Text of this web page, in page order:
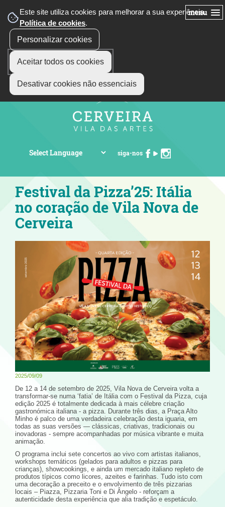
Este site utiliza cookies para melhorar a sua experiência.
Política de cookies.
Personalizar cookies
Aceitar todos os cookies
Desativar cookies não essenciais
menu
siga-nos
Festival da Pizza’25: Itália
no coração de Vila Nova de
Cerveira
2025/09/09
De 12 a 14 de setembro de 2025, Vila Nova de Cerveira volta a
transformar-se numa ‘fatia’ de Itália com o Festival da Pizza, cuja
edição 2025 é totalmente dedicada à mais célebre criação
gastronómica italiana - a pizza. Durante três dias, a Praça Alto
Minho é palco de uma verdadeira celebração desta iguaria, em
todas as suas versões — clássicas, criativas, tradicionais ou
inovadoras - sempre acompanhadas por música vibrante e muita
animação.
O programa inclui sete concertos ao vivo com artistas italianos,
workshops temáticos (gelados para adultos e pizzas para
crianças), showcookings, e ainda um mercado italiano repleto de
produtos típicos como licores, azeites e farinhas. Tudo isto com
uma decoração a preceito e o envolvimento de três pizzarias
locais – Piazza, Pizzaria Toni e Di Ângelo - reforçam a
autenticidade desta experiência que alia tradição e espetáculo.